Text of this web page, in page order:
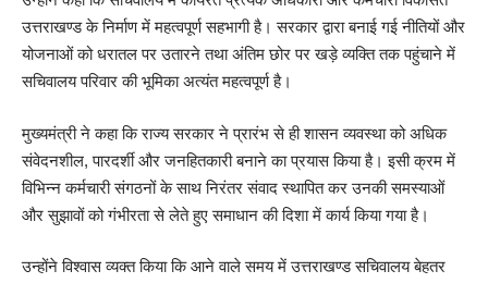
उत्तराखण्ड के निर्माण में महत्वपूर्ण सहभागी है। सरकार द्वारा बनाई गई नीतियों और
योजनाओं को धरातल पर उतारने तथा अंतिम छोर पर खड़े व्यक्ति तक पहुंचाने में
सचिवालय परिवार की भूमिका अत्यंत महत्वपूर्ण है।
मुख्यमंत्री ने कहा कि राज्य सरकार ने प्रारंभ से ही शासन व्यवस्था को अधिक
संवेदनशील, पारदर्शी और जनहितकारी बनाने का प्रयास किया है। इसी क्रम में
विभिन्न कर्मचारी संगठनों के साथ निरंतर संवाद स्थापित कर उनकी समस्याओं
और सुझावों को गंभीरता से लेते हुए समाधान की दिशा में कार्य किया गया है।
उन्होंने विश्वास व्यक्त किया कि आने वाले समय में उत्तराखण्ड सचिवालय बेहतर